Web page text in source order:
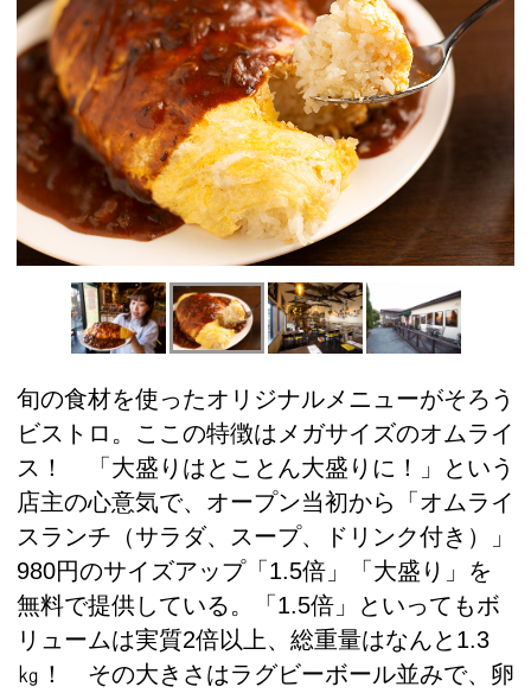
旬の食材を使ったオリジナルメニューがそろう
ビストロ。ここの特徴はメガサイズのオムライ
ス！ 「大盛りはとことん大盛りに！」という
店主の心意気で、オープン当初から「オムライ
スランチ（サラダ、スープ、ドリンク付き）」
980円のサイズアップ「1.5倍」「大盛り」を
無料で提供している。「1.5倍」といってもボ
リュームは実質2倍以上、総重量はなんと1.3
㎏！ その大きさはラグビーボール並みで、卵